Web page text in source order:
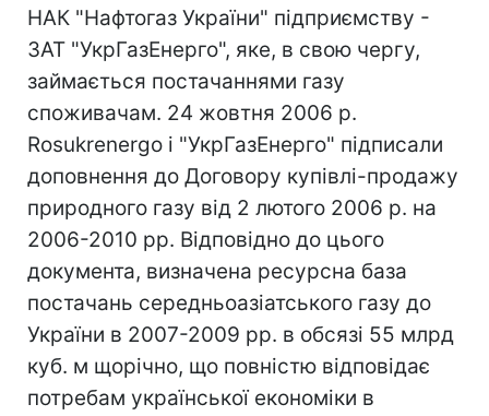
НАК "Нафтогаз України" підприємству -
ЗАТ "УкрГазЕнерго", яке, в свою чергу,
займається постачаннями газу
споживачам. 24 жовтня 2006 р.
Rosukrenergo і "УкрГазЕнерго" підписали
доповнення до Договору купівлі-продажу
природного газу від 2 лютого 2006 р. на
2006-2010 рр. Відповідно до цього
документа, визначена ресурсна база
постачань середньоазіатського газу до
України в 2007-2009 рр. в обсязі 55 млрд
куб. м щорічно, що повністю відповідає
потребам української економіки в